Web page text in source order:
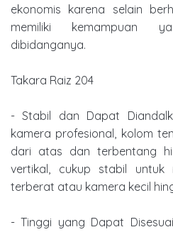
ekonomis karena selain
memiliki kemampuan
dibidanganya.
Takara Raiz 204
- Stabil dan Dapat
kamera profesional, kolom
dari atas dan terbentang
vertikal, cukup stabil untuk
terberat atau kamera kecil
- Tinggi yang Dapat